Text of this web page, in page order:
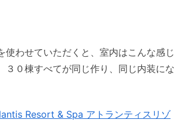
使わせていただくと、室内はこんな感じ
３０棟すべてが同じ作り、同じ内装にな